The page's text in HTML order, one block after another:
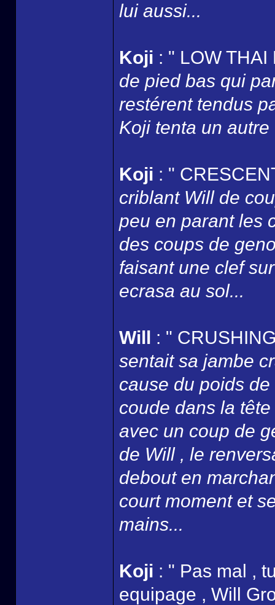
lui aussi...
Koji : " LOW
de pied bas qui
restérent tendus
Koji tenta un autre
Koji : "
criblant Will de
peu en parant les
des coups de
faisant une clef
ecrasa au sol...
Will : "
sentait sa jambe
cause du poids
coude dans la
avec un coup de
de Will , le
debout en
court moment et
mains...
Koji : " Pas mal ,
equipage , Will